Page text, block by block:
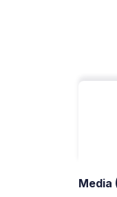
Media